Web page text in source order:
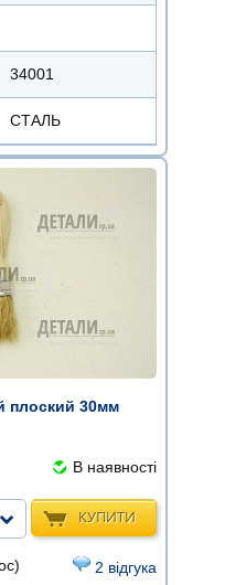
34001
СТАЛЬ
плоский 30мм
В наявності
КУПИТИ
2 відгука